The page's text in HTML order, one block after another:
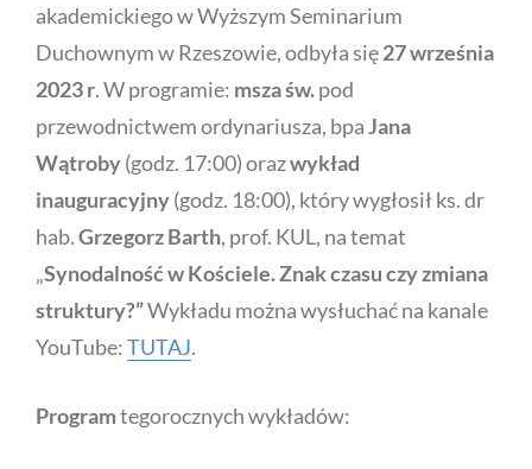
akademickiego w Wyższym Seminarium
Duchownym w Rzeszowie, odbyła się27 września
2023 r. W programie: msza św.pod
przewodnictwem ordynariusza, bpaJana
Wątroby(godz. 17:00) orazwykład
inauguracyjny(godz. 18:00), który wygłosił ks. dr
hab.Grzegorz Barth, prof. KUL, na temat
„Synodalność w Kościele. Znak czasu czy zmiana
struktury?”Wykładu można wysłuchać na kanale
YouTube:TUTAJ.
Programtegorocznych wykładów: